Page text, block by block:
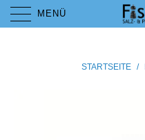
MENÜ
STARTSEITE /